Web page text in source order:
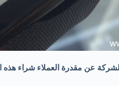
عن مقدرة العملاء شراء هذه